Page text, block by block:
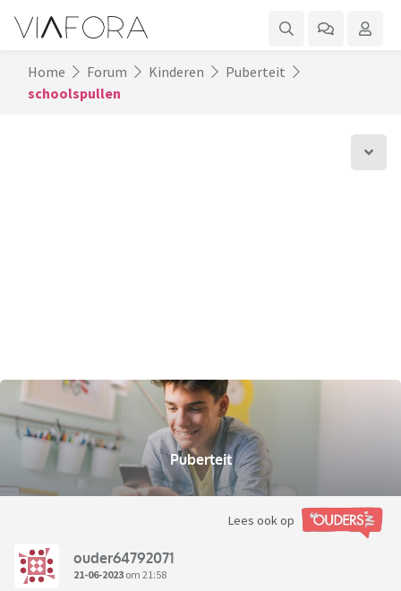
Home Forum Kinderen
Puberteit
schoolspullen
Puberteit
Lees ook op
ouder64792071
21-06-2023 om 21:58